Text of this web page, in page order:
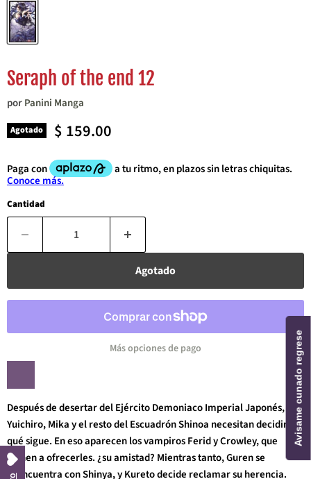
Seraph of the end 12
porPanini Manga
Agotado Precio actual
$ 159.00
Cantidad
Agotado
Más opciones de pago
Después de desertar del Ejército Demoniaco Imperial Japonés,
Yuichiro, Mika y el resto del Escuadrón Shinoa necesitan decidir
qué sigue. En eso aparecen los vampiros Ferid y Crowley, que
vienen a ofrecerles. ¿su amistad? Mientras tanto, Guren se
reencuentra con Shinya, y Kureto decide reclamar su herencia.
Avisame cunado regrese